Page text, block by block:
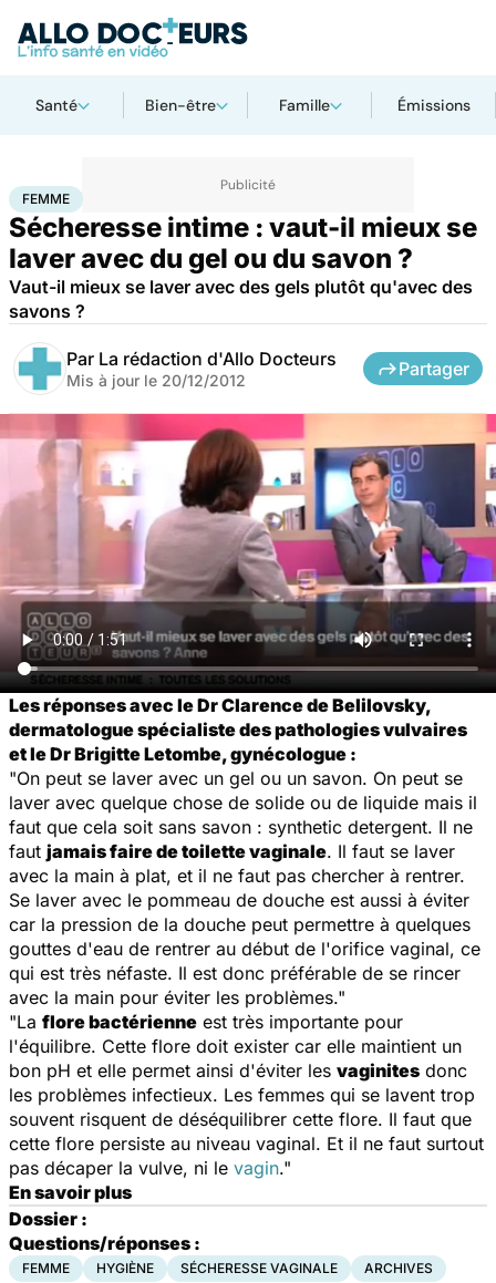
Santé Bien-être Famille Émissions
AccueilBien-être
FEMME
Sécheresse intime : vaut-il mieux se
laver avec du gel ou du savon ?
Vaut-il mieux se laver avec des gels plutôt qu'avec des
savons ?
Par La rédaction d'Allo Docteurs
Mis à jour le 20/12/2012
Partager
Les réponses avec le Dr Clarence de Belilovsky,
dermatologue spécialiste des pathologies vulvaires
et le Dr Brigitte Letombe, gynécologue :
"On peut se laver avec un gel ou un savon. On peut se
laver avec quelque chose de solide ou de liquide mais il
faut que cela soit sans savon : synthetic detergent. Il ne
faut jamais faire de toilette vaginale. Il faut se laver
avec la main à plat, et il ne faut pas chercher à rentrer.
Se laver avec le pommeau de douche est aussi à éviter
car la pression de la douche peut permettre à quelques
gouttes d'eau de rentrer au début de l'orifice vaginal, ce
qui est très néfaste. Il est donc préférable de se rincer
avec la main pour éviter les problèmes."
"La flore bactérienne est très importante pour
l'équilibre. Cette flore doit exister car elle maintient un
bon pH et elle permet ainsi d'éviter les vaginites donc
les problèmes infectieux. Les femmes qui se lavent trop
souvent risquent de déséquilibrer cette flore. Il faut que
cette flore persiste au niveau vaginal. Et il ne faut surtout
pas décaper la vulve, ni le vagin."
En savoir plus
Dossier :
Questions/réponses :
FEMME HYGIÈNE SÉCHERESSE VAGINALE ARCHIVES